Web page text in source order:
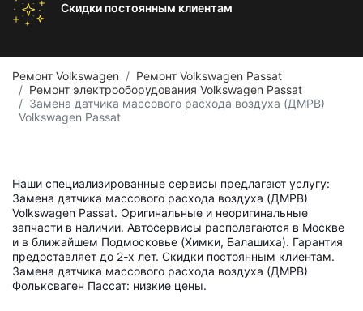
Скидки постоянным клиентам
Ремонт Volkswagen
Ремонт Volkswagen Passat
Ремонт электрооборудования Volkswagen Passat
Замена датчика массового расхода воздуха (ДМРВ)
Volkswagen Passat
Наши специализированные сервисы предлагают услугу:
Замена датчика массового расхода воздуха (ДМРВ)
Volkswagen Passat. Оригинальные и неоригинальные
запчасти в наличии. Автосервисы располагаются в Москве
и в ближайшем Подмосковье (Химки, Балашиха). Гарантия
предоставляет до 2-х лет. Скидки постоянным клиентам.
Замена датчика массового расхода воздуха (ДМРВ)
Фольксваген Пассат: низкие цены.